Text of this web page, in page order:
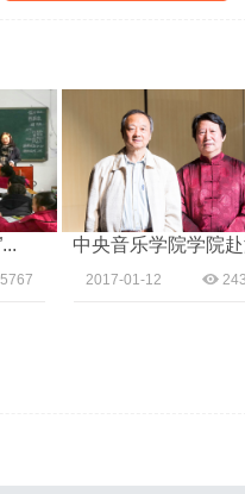
中央音乐学院学院赴温...
2017-01-12 24359